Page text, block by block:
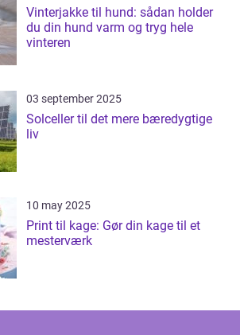
Vinterjakke til hund: sådan holder
du din hund varm og tryg hele
vinteren
03 september 2025
Solceller til det mere bæredygtige
liv
10 may 2025
Print til kage: Gør din kage til et
mesterværk